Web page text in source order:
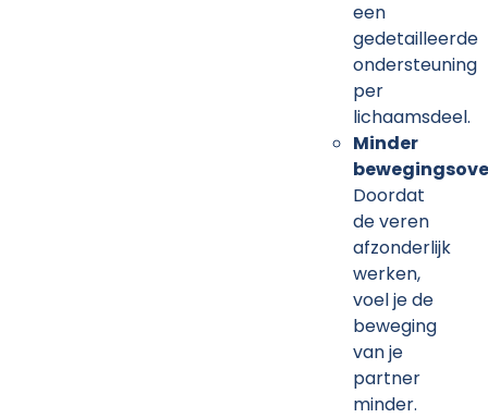
een
gedetailleerde
ondersteuning
per
lichaamsdeel.
Minder
Doordat
de veren
afzonderlijk
werken,
voel je de
beweging
van je
partner
minder.